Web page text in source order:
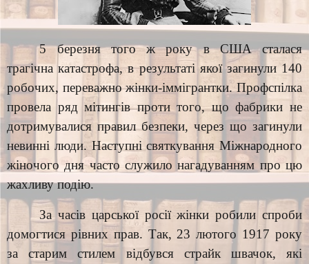
5 березня того ж року в США сталася
трагічна катастрофа, в результаті якої загинули 140
робочих, переважно жінки-іммігрантки. Профспілка
провела ряд мітингів проти того, що фабрики не
дотримувалися правил безпеки, через що загинули
невинні люди. Наступні святкування Міжнародного
жіночого дня часто служило нагадуванням про цю
жахливу подію.
За часів царської росії жінки робили спроби
домогтися рівних прав. Так, 23 лютого 1917 року
за старим стилем відбувся страйк швачок, які